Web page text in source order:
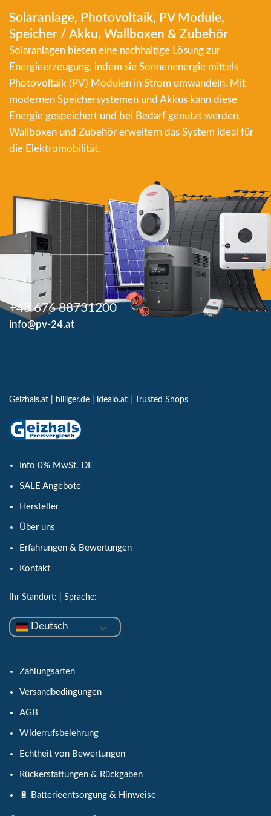
Solaranlage, Photovoltaik, PV Module,
Speicher / Akku, Wallboxen & Zubehör
Solaranlagen bieten eine nachhaltige Lösung zur
Energieerzeugung, indem sie Sonnenenergie mittels
Photovoltaik (PV) Modulen in Strom umwandeln. Mit
modernen Speichersystemen und Akkus kann diese
Energie gespeichert und bei Bedarf genutzt werden.
Wallboxen und Zubehör erweitern das System ideal für
die Elektromobilität.
+43 676 88731200
info@pv-24.at
Geizhals.at billiger.de idealo.at Trusted Shops
Info 0% MwSt. DE
SALE Angebote
Hersteller
Über uns
Erfahrungen & Bewertungen
Kontakt
Ihr Standort: | Sprache:
Deutsch
Zahlungsarten
Versandbedingungen
AGB
Widerrufsbelehrung
Echtheit von Bewertungen
Rückerstattungen & Rückgaben
🔋 Batterieentsorgung & Hinweise